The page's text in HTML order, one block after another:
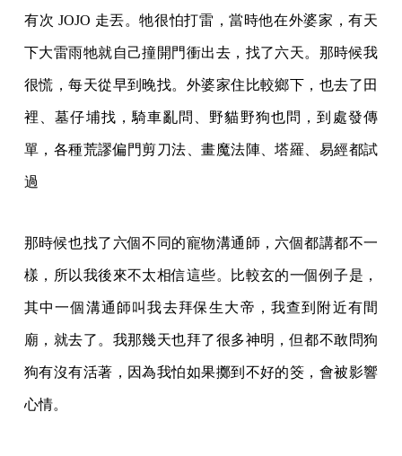
有次 JOJO 走丟。牠很怕打雷，當時他在外婆家，有天
下大雷雨牠就自己撞開門衝出去，找了六天。那時候我
很慌，每天從早到晚找。外婆家住比較鄉下，也去了田
裡、墓仔埔找，騎車亂問、野貓野狗也問，到處發傳
單，各種荒謬偏門剪刀法、畫魔法陣、塔羅、易經都試
過
那時候也找了六個不同的寵物溝通師，六個都講都不一
樣，所以我後來不太相信這些。比較玄的一個例子是，
其中一個溝通師叫我去拜保生大帝，我查到附近有間
廟，就去了。我那幾天也拜了很多神明，但都不敢問狗
狗有沒有活著，因為我怕如果擲到不好的筊，會被影響
心情。